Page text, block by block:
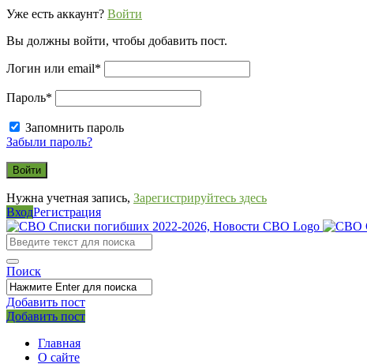
Уже есть аккаунт? Войти
Вы должны войти, чтобы добавить пост.
Логин или email*
Пароль*
Запомнить пароль
Забыли пароль?
Нужна учетная запись, Зарегистрируйтесь здесь
ВходРегистрация
СВО
Списки
погибших
2022-
2026,
Новости
СВО
Поиск
Добавить пост
Мобильное
меню
Выйти
Добавить пост
Главная
О сайте